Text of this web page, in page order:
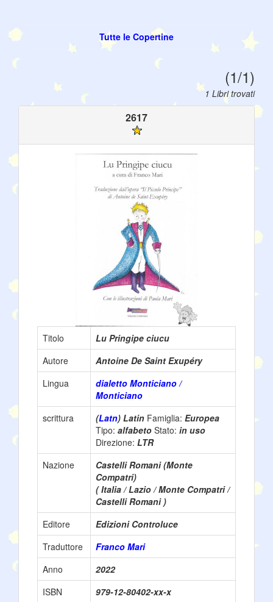
Tutte le Copertine
(1/1)
1 Libri trovati
2617
Titolo
Lu Pringipe ciucu
Autore
Antoine De Saint Exupéry
Lingua
dialetto Monticiano /
Monticiano
scrittura
(Latn) Latin Famiglia: Europea
Tipo: alfabeto Stato: in uso
Direzione: LTR
Nazione
Castelli Romani (Monte
Compatri)
( Italia / Lazio / Monte Compatri /
Castelli Romani )
Editore
Edizioni Controluce
Traduttore
Franco Mari
Anno
2022
ISBN
979-12-80402-xx-x